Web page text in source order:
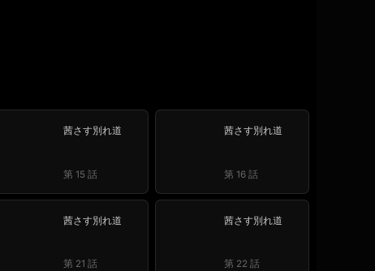
茜さす別れ道
第 15 話
茜さす別れ道
第 16 話
茜さす別れ道
第 21 話
茜さす別れ道
第 22 話